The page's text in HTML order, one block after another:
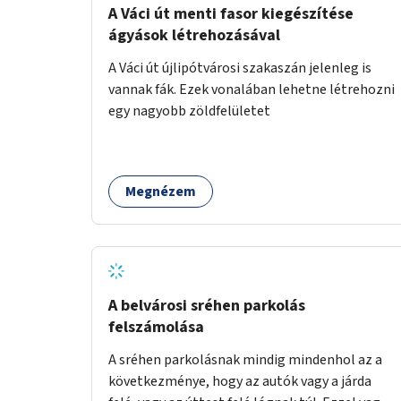
A Váci út menti fasor kiegészítése
ágyások létrehozásával
A Váci út újlipótvárosi szakaszán jelenleg is
vannak fák. Ezek vonalában lehetne létrehozni
egy nagyobb zöldfelületet
Megnézem
A belvárosi sréhen parkolás
felszámolása
A sréhen parkolásnak mindig mindenhol az a
következménye, hogy az autók vagy a járda